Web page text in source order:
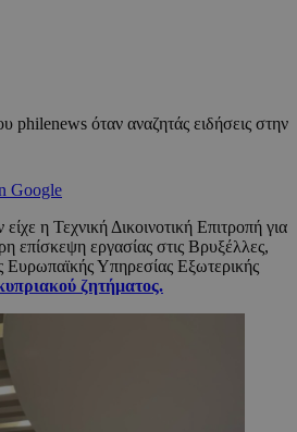
philenews όταν αναζητάς ειδήσεις στην
Google
η Τεχνική Δικοινοτική Επιτροπή για
επίσκεψη εργασίας στις Βρυξέλλες,
Ευρωπαϊκής Υπηρεσίας Εξωτερικής
ζητήματος.